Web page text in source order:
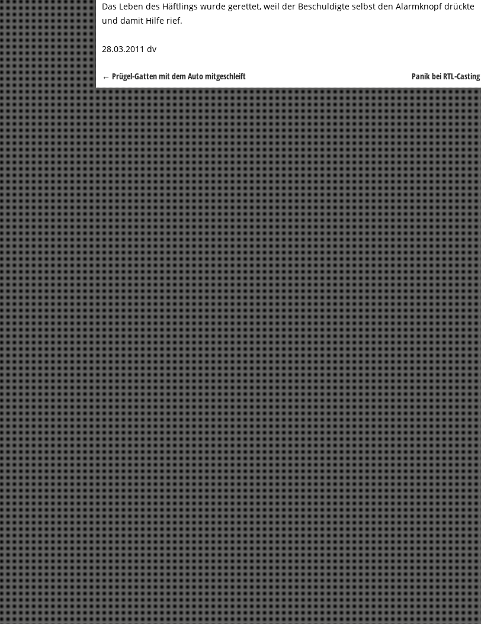
Das Leben des Häftlings wurde gerettet, weil der Beschuldigte selbst den Alarmknopf drückte
und damit Hilfe rief.
28.03.2011 dv
Beitragsnavigation
← Prügel-Gatten mit dem Auto mitgeschleift Panik bei RTL-Casting